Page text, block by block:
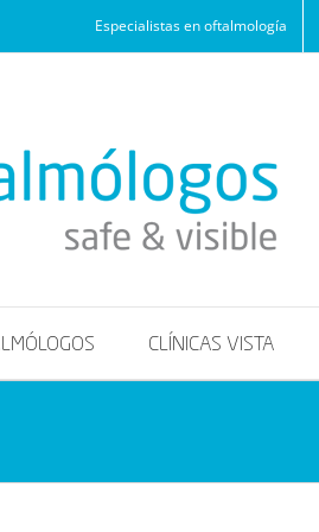
Especialistas en oftalmología
CLÍNICAS VISTA